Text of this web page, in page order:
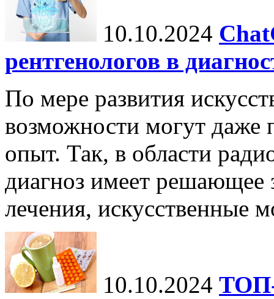
10.10.2024
рентгенологов в
По мере развития
возможности могут даже
опыт. Так, в области
диагноз имеет решающее
лечения, искусственные
10.10.2024 ТОП-